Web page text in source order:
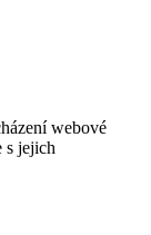
webové
s jejich